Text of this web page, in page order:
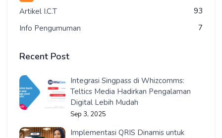
Artikel I.C.T
93
Info Pengumuman
7
Recent Post
Integrasi Singpass di Whizcomms:
Teltics Media Hadirkan Pengalaman
Digital Lebih Mudah
Sep 3, 2025
Implementasi QRIS Dinamis untuk